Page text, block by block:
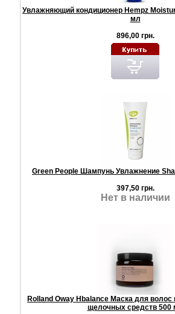
Увлажняющий кондиционер Hempz
мл
896,00 грн.
Green People Шампунь Увлажнение
397,50 грн.
Нет в наличии
Rolland Oway Hbalance Маска для волос
щелочных средств 500